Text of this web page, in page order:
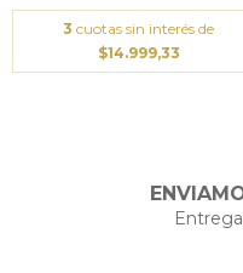
3 cuotas sin interés de
$14.999,33